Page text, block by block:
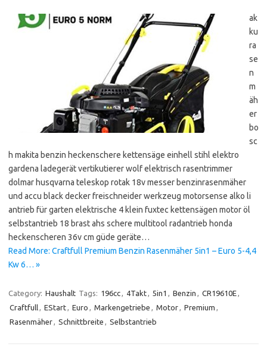
ak
ku
ra
se
n
m
äh
er
bo
sc
h makita benzin heckenschere kettensäge einhell stihl elektro
gardena ladegerät vertikutierer wolf elektrisch rasentrimmer
dolmar husqvarna teleskop rotak 18v messer benzinrasenmäher
und accu black decker freischneider werkzeug motorsense alko li
antrieb für garten elektrische 4 klein fuxtec kettensägen motor öl
selbstantrieb 18 brast ahs schere multitool radantrieb honda
heckenscheren 36v cm güde geräte…
Read More: Craftfull Premium Benzin Rasenmäher 5in1 – Euro 5-4,4
Kw 6… »
Category: Haushalt Tags: 196cc, 4Takt, 5in1 , Benzin , CR19610E,
Craftfull, EStart, Euro , Markengetriebe , Motor, Premium ,
Rasenmäher, Schnittbreite , Selbstantrieb